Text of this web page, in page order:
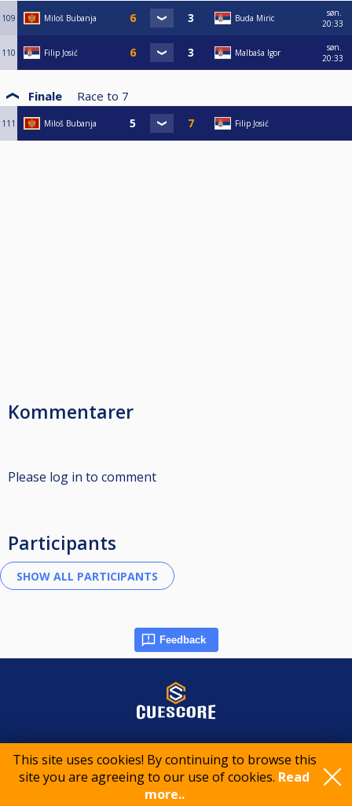
This site uses cookies! By continuing to browse this
site you are agreeing to our use of cookies. Read
more..
109 Miloš Bubanja Buda Miric
søn.
20:33
110 Filip Josić Malbaša Igor
søn.
20:33
Finale Race to 7
111 Miloš Bubanja Filip Josić
Kommentarer
Please log in to comment
Participants
Feedback
© 2015-2026 CueScore International
Privacy policy